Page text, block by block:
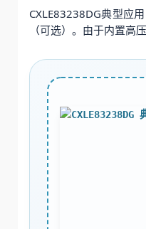
CXLE83238DG典型应
（可选）。由于内置